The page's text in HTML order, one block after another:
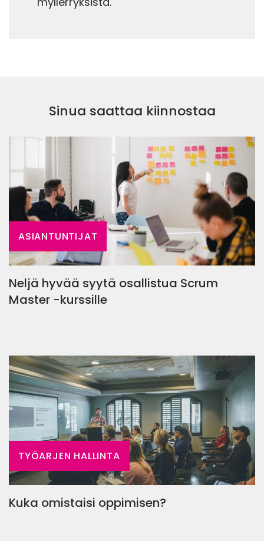
Sinua saattaa kiinnostaa
ASIANTUNTIJAT
Neljä hyvää syytä osallistua Scrum
Master -kurssille
TYÖARJEN HALLINTA
Kuka omistaisi oppimisen?